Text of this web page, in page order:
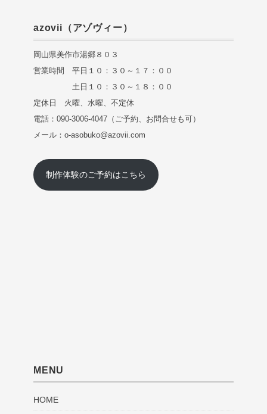
azovii（アゾヴィー）
岡山県美作市湯郷８０３
営業時間 平日１０：３０～１７：００
土日１０：３０～１８：００
定休日 火曜、水曜、不定休
電話：090-3006-4047（ご予約、お問合せも可）
メール：o-asobuko@azovii.com
制作体験のご予約はこちら
MENU
HOME